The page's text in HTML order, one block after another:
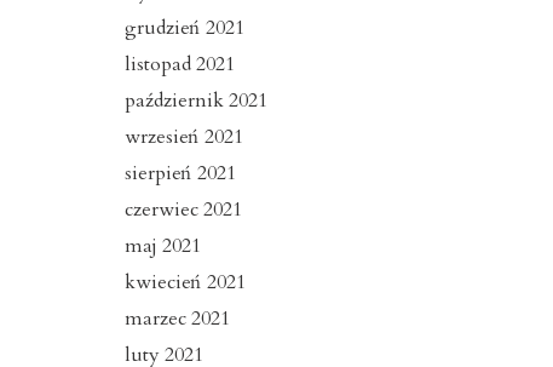
grudzień 2021
listopad 2021
październik 2021
wrzesień 2021
sierpień 2021
czerwiec 2021
maj 2021
kwiecień 2021
marzec 2021
luty 2021